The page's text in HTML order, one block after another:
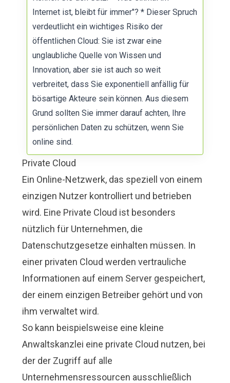
Internet ist, bleibt für immer"? * Dieser Spruch
verdeutlicht ein wichtiges Risiko der
öffentlichen Cloud: Sie ist zwar eine
unglaubliche Quelle von Wissen und
Innovation, aber sie ist auch so weit
verbreitet, dass Sie exponentiell anfällig für
bösartige Akteure sein können. Aus diesem
Grund sollten Sie immer darauf achten, Ihre
persönlichen Daten zu schützen, wenn Sie
online sind.
Private Cloud
Ein Online-Netzwerk, das speziell von einem
einzigen Nutzer kontrolliert und betrieben
wird. Eine Private Cloud ist besonders
nützlich für Unternehmen, die
Datenschutzgesetze einhalten müssen. In
einer privaten Cloud werden vertrauliche
Informationen auf einem Server gespeichert,
der einem einzigen Betreiber gehört und von
ihm verwaltet wird.
So kann beispielsweise eine kleine
Anwaltskanzlei eine private Cloud nutzen, bei
der der Zugriff auf alle
Unternehmensressourcen ausschließlich